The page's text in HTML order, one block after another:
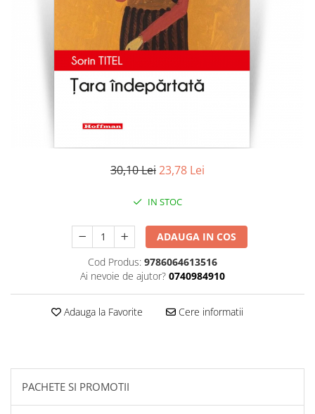
Contemporana
Publicistica / Reportaje / Interviuri
Sociologie si filozofie
30,10 Lei23,78 Lei
IN STOC
ADAUGA IN COS
Cod Produs: 9786064613516
Ai nevoie de ajutor? 0740984910
Adauga la Favorite Cere informatii
PACHETE SI PROMOTII